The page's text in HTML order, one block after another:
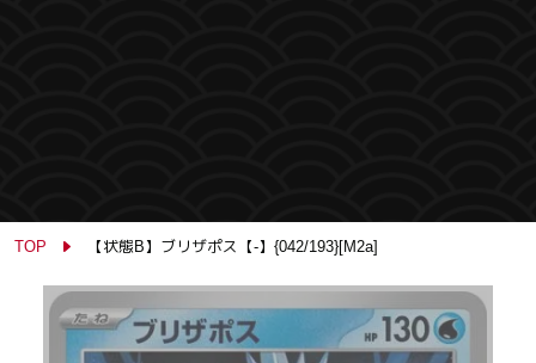
TOP 【状態B】ブリザポス【-】{042/193}[M2a]